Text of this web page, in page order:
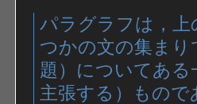
パラグラフは，
つかの文の集ま
題）についてあ
主張する）もので